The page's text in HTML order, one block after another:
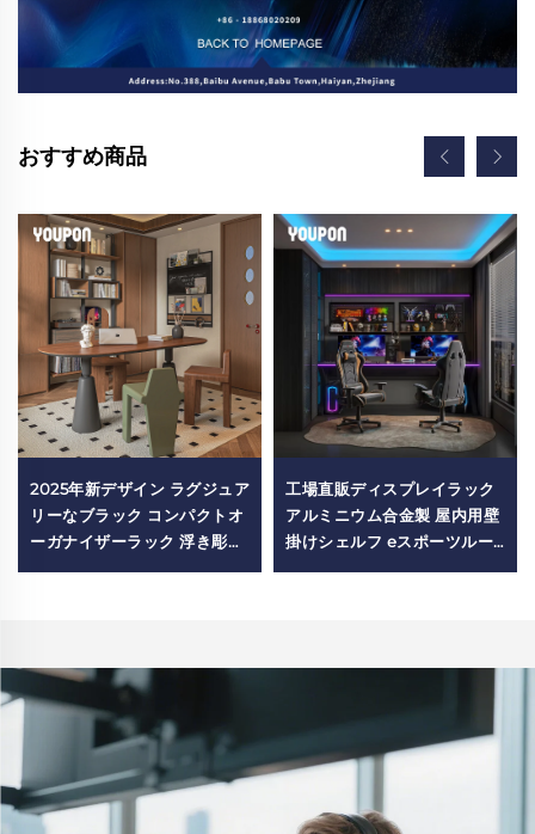
おすすめ商品
2025年新デザイン ラグジュア
リーなブラック コンパクトオ
ーガナイザーラック 浮き彫り
壁掛け棚 スタディルームの装
工場直販ディスプレイラック
アルミニウム合金製 屋内用壁
掛けシェルフ eスポーツルー
ム向け